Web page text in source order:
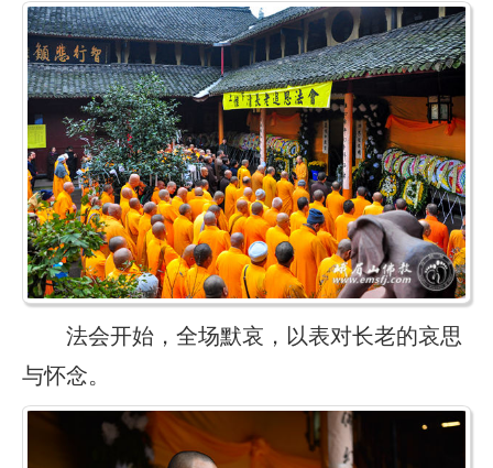
法会开始，全场默哀，以表对长老的哀思
与怀念。